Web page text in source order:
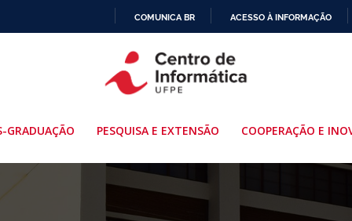
PARA
O
COMUNICA BR ACESSO À INFORMAÇÃO
GRADUAÇÃO PESQUISA E EXTENSÃO COOPERAÇÃO E